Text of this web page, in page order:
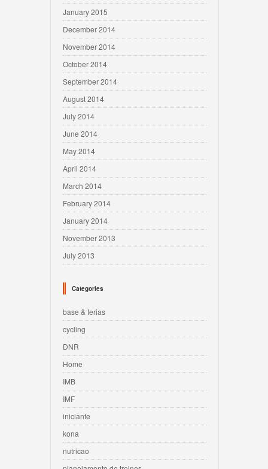
January 2015
December 2014
November 2014
October 2014
September 2014
August 2014
July 2014
June 2014
May 2014
April 2014
March 2014
February 2014
January 2014
November 2013
July 2013
Categories
base & ferias
cycling
DNR
Home
IMB
IMF
iniciante
kona
nutricao